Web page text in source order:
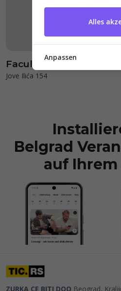
Faculty of
Jove Ilića 154
Belgrad
auf Ihrem
ZURKA CE BITI DOO Beograd,
Alles
Anpassen